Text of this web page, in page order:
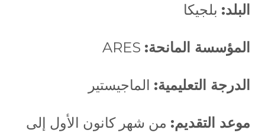
البلد: بلجيكا
المؤسسة المانحة:
الدرجة التعليمية: الماجيستير
موعد التقديم: من شهر كانون الأول إلى